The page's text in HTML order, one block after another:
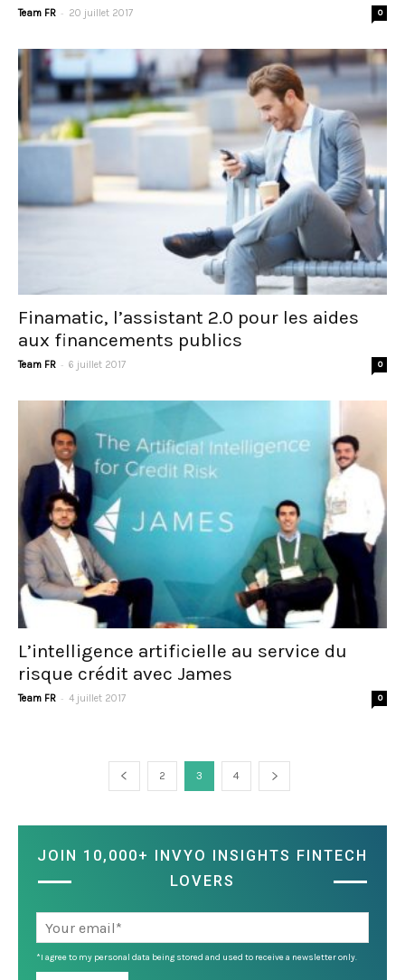
Team FR - 20 juillet 2017 0
Finamatic, l’assistant 2.0 pour les aides
aux financements publics
Team FR - 6 juillet 2017 0
L’intelligence artificielle au service du
risque crédit avec James
Team FR - 4 juillet 2017 0
2 3 4
JOIN 10,000+ INVYO INSIGHTS FINTECH
LOVERS
*I agree to my personal data being stored and used to receive a newsletter only.